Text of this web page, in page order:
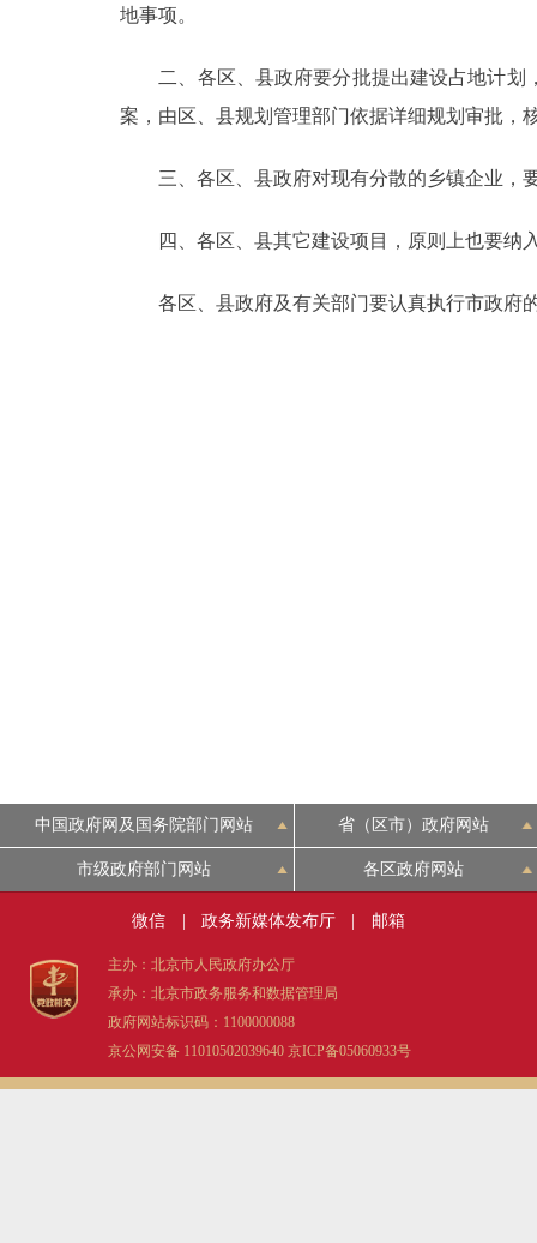
中介服务
地事项。
二、各区、县政府要分批提出建设占地计划
案，由区、县规划管理部门依据详细规划审批，
三、各区、县政府对现有分散的乡镇企业，
四、各区、县其它建设项目，原则上也要纳
各区、县政府及有关部门要认真执行市政府的
中国政府网及国务院部门网站 省（区市）政府网站
市级政府部门网站 各区政府网站
微信 政务新媒体发布厅 邮箱
主办：北京市人民政府办公厅
承办：北京市政务服务和数据管理局
政府网站标识码：1100000088
京公网安备 11010502039640 京ICP备05060933号